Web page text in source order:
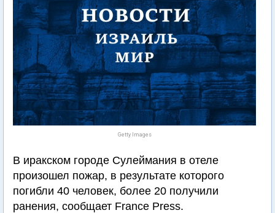
Getty Images
В иракском городе Сулеймания в отеле
произошел пожар, в результате которого
погибли 40 человек, более 20 получили
ранения, сообщает France Press.